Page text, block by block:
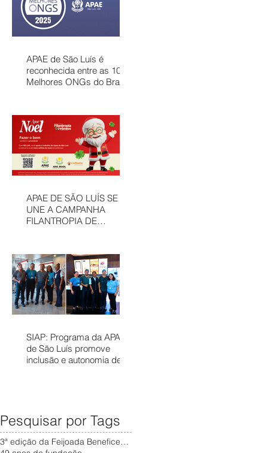
GRATUITOS NO
MARANHÃO
APAE de São Luís é
reconhecida entre as 100
Melhores ONGs do Brasil
APAE DE SÃO LUÍS SE
UNE A CAMPANHA
FILANTROPIA DE
SERVIÇOS
ASSISTÊNCIAIS
SIAP: Programa da APAE
de São Luís promove
inclusão e autonomia de
Pesquisar por Tags
3ª edição da Feijoada Beneficente da APAE